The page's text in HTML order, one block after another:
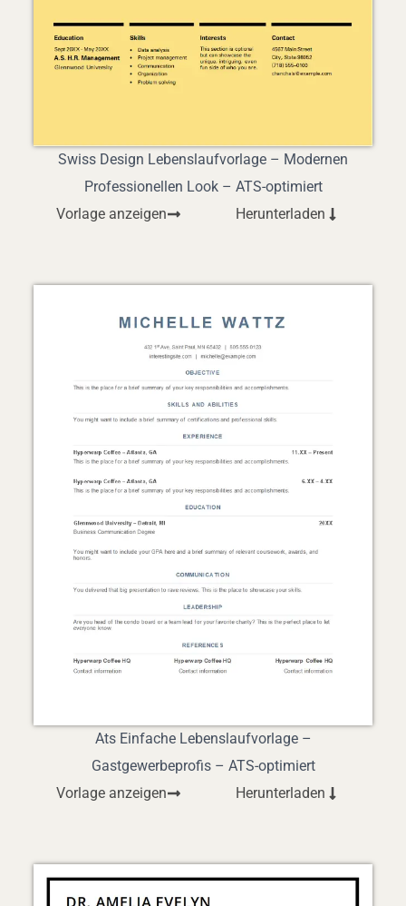
Swiss Design Lebenslaufvorlage – Modernen
Professionellen Look – ATS-optimiert
Vorlage anzeigen
Herunterladen
Ats Einfache Lebenslaufvorlage –
Gastgewerbeprofis – ATS-optimiert
Vorlage anzeigen
Herunterladen